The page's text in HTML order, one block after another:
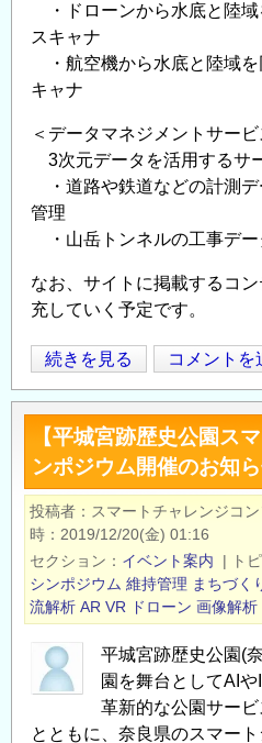
説
の
・ドローンから水底と陸域
スキャナ
・航空機から水底と陸域を
キャナ
＜データマネジメントサービ
3次元データを活用するサ
・道路や鉄道などの計測デ
管理
・山岳トンネルの工事デー
なお、サイトに掲載するコ
充していく予定です。
i-
Construction
特
設
サ
イ
ト
「パ
ス
コ
ブ
ー
続きを見る コメントを
【平城宮跡歴史公園ス
ンポジウム開催のお知
投稿者 スマートチャレンジコ
時
2019/12/20(金) 01:16
セクション
イベント案内 | ト
シンポジウム 維持管理 まちづく
流解析 AR VR ドローン 画像解析
平城宮跡歴史公園(
園を舞台としてAIや
革新的な公園サー
とともに、奈良県のスマー